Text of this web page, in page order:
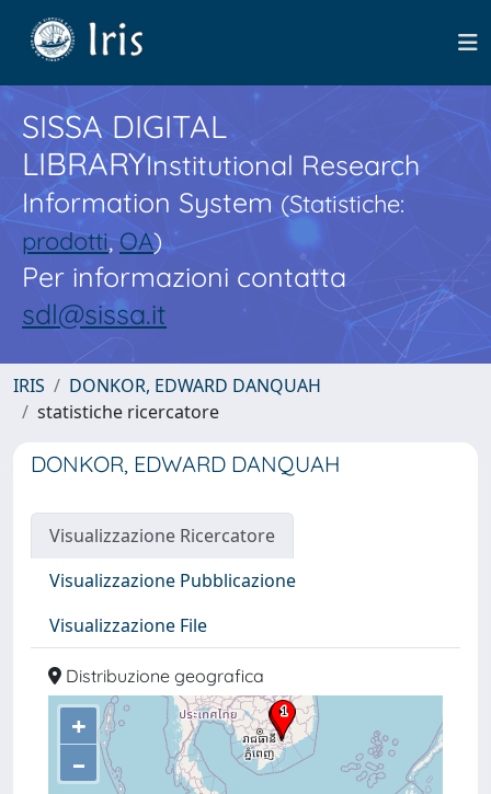
SISSA DIGITAL
LIBRARYInstitutional Research
Information System(Statistiche:
prodotti,OA)
Per informazioni contatta
sdl@sissa.it
IRIS
DONKOR, EDWARD DANQUAH
statistiche ricercatore
DONKOR, EDWARD DANQUAH
Visualizzazione Ricercatore
Visualizzazione Pubblicazione
Visualizzazione File
Distribuzione geografica
+
–